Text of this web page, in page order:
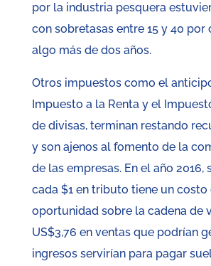
por la industria pesquera
con sobretasas entre 15 y 40 por
algo más de dos años.
Otros impuestos como el
Impuesto a la Renta y el
de divisas, terminan restando
y son ajenos al fomento de la
de las empresas. En el año 2016,
cada $1 en tributo tiene un costo
oportunidad sobre la cadena de
US$3,76 en ventas que podrían
ingresos servirían para pagar